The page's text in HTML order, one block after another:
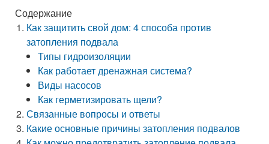
Содержание
Как защитить свой дом: 4 способа против
затопления подвала
Типы гидроизоляции
Как работает дренажная система?
Виды насосов
Как герметизировать щели?
Связанные вопросы и ответы
Какие основные причины затопления подвалов